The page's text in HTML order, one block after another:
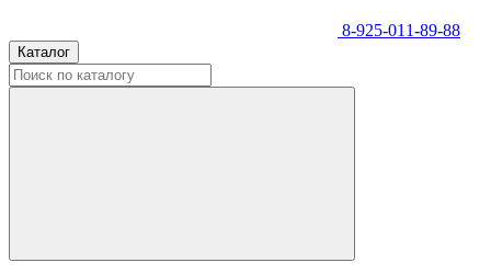
8-925-011-89-88
Каталог